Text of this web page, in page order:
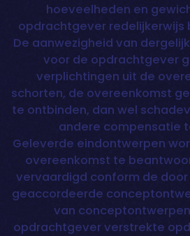
hoeveelheden en
opdrachtgever redelijkerwijs
De aanwezigheid van
voor de opdrachtgever
verplichtingen uit de
schorten, de overeenkomst
te ontbinden, dan wel
andere compensatie
Geleverde eindontwerpen
overeenkomst te
vervaardigd conform de
geaccordeerde
van
opdrachtgever verstrekte